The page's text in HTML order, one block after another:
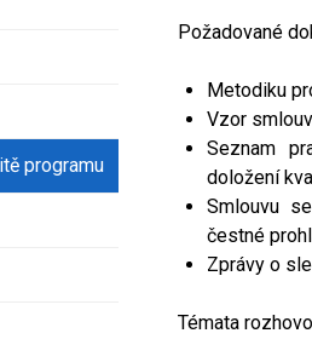
programu
Požadované
Metodiku
Vzor
Seznam
doložení
Smlouvu
čestné
Zprávy o
Témata